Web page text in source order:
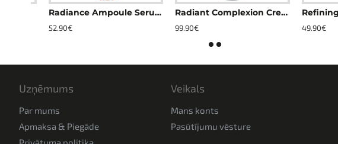
Radiance Ampoule Serum Concentrate
52.90€
Radiant Complexion Cream
99.90€ 49.90€
Uzņēmums
Par mums
Apmaksa & Piegāde
Veikals
Mans konts
Pasūtījumu vēsture